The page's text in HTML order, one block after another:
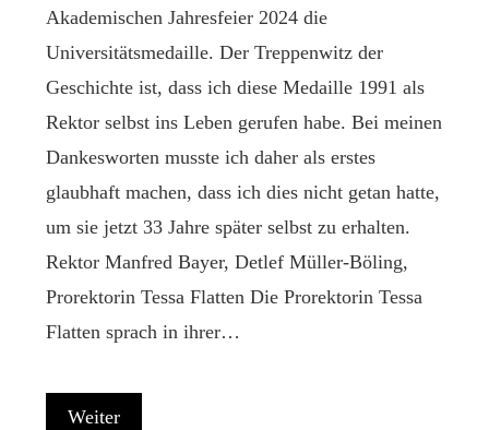
Akademischen Jahresfeier 2024 die
Universitätsmedaille. Der Treppenwitz der
Geschichte ist, dass ich diese Medaille 1991 als
Rektor selbst ins Leben gerufen habe. Bei meinen
Dankesworten musste ich daher als erstes
glaubhaft machen, dass ich dies nicht getan hatte,
um sie jetzt 33 Jahre später selbst zu erhalten.
Rektor Manfred Bayer, Detlef Müller-Böling,
Prorektorin Tessa Flatten Die Prorektorin Tessa
Flatten sprach in ihrer…
Weiter